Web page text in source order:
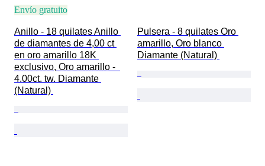
Envío gratuito
Anillo - 18 quilates Anillo
de diamantes de 4,00 ct
en oro amarillo 18K
exclusivo, Oro amarillo -
4.00ct. tw. Diamante
(Natural)
Pulsera - 8 quilates Oro
amarillo, Oro blanco
Diamante (Natural)